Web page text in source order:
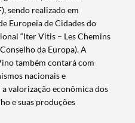
sendo realizado em
Europeia de Cidades do
“Iter Vitis – Les Chemins
da Europa). A
também contará com
nacionais e
valorização econômica dos
e suas produções